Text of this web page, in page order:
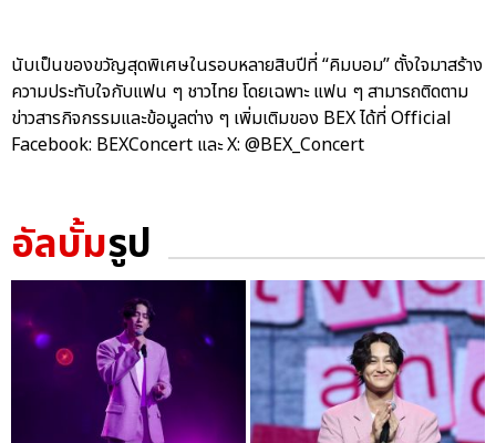
นับเป็นของขวัญสุดพิเศษในรอบหลายสิบปีที่ “คิมบอม” ตั้งใจมาสร้าง
ความประทับใจกับแฟน ๆ ชาวไทย โดยเฉพาะ แฟน ๆ สามารถติดตาม
ข่าวสารกิจกรรมและข้อมูลต่าง ๆ เพิ่มเติมของ BEX ได้ที่ Official
Facebook: BEXConcert และ X: @BEX_Concert
อัลบั้มรูป